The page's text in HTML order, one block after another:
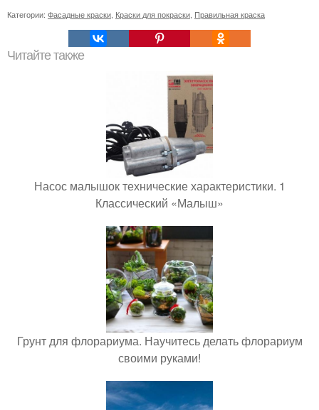
Категории: Фасадные краски Краски для покраски Правильная краска
Читайте также
Насос малышок технические характеристики. 1
Классический «Малыш»
Грунт для флорариума. Научитесь делать флорариум
своими руками!